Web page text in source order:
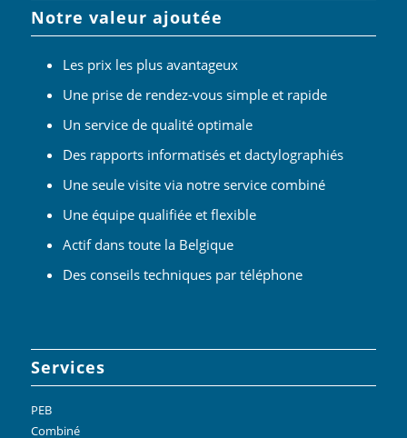
Notre valeur ajoutée
Les prix les plus avantageux
Une prise de rendez-vous simple et rapide
Un service de qualité optimale
Des rapports informatisés et dactylographiés
Une seule visite via notre service combiné
Une équipe qualifiée et flexible
Actif dans toute la Belgique
Des conseils techniques par téléphone
Services
PEB
Combiné